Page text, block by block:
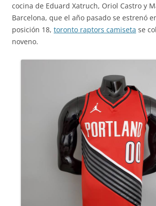
cocina de Eduard Xatruch, Oriol Castro y
Barcelona, que el año pasado se estrenó
posición 18, toronto raptors camiseta se
noveno.